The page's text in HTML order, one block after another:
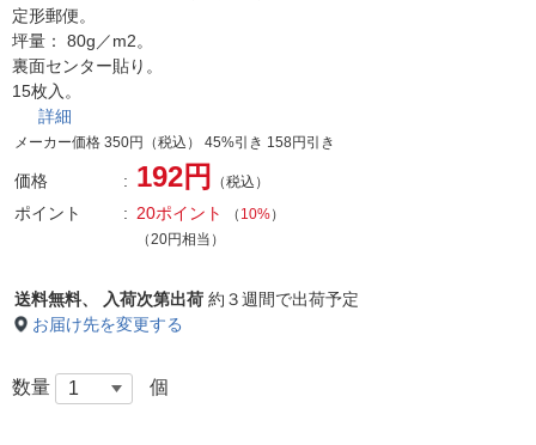
定形郵便。
坪量： 80g／m2。
裏面センター貼り。
15枚入。
詳細
メーカー価格 350円（税込） 45%引き 158円引き
価格 192円 （税込）
ポイント 20ポイント （ 10%）
（20円相当）
送料無料、 入荷次第出荷 約３週間で出荷予定
お届け先を変更する
数量 個